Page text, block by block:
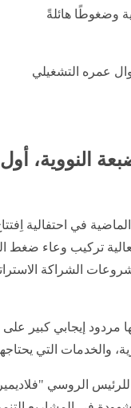
وضغوطًا هائلةً
عمره التشغيلي
النووية،
في احتفالية اِفتتاح
تركيب وعاء ضغط
الشراكة
إيجابي كبير على
والخدمات التي
الروسي